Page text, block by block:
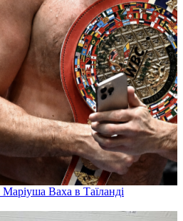
Ваха в Таїланді